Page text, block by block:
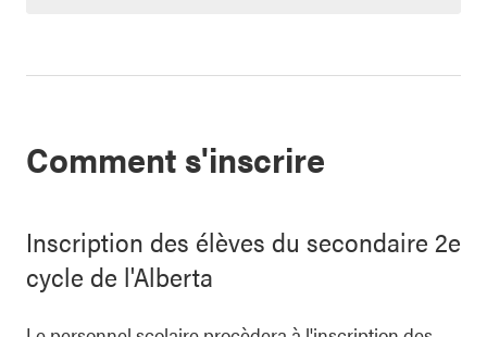
Comment s'inscrire
Inscription des élèves du secondaire 2e
cycle de l'Alberta